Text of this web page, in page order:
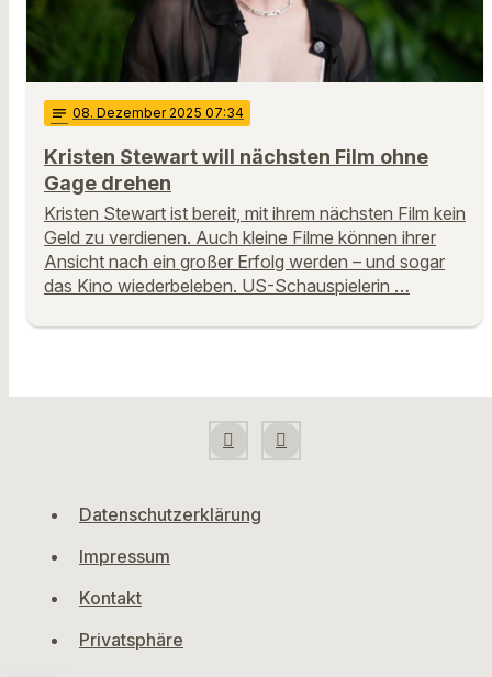
notes 08. Dezember 2025 07:34
Kristen Stewart will nächsten Film ohne
Gage drehen
Kristen Stewart ist bereit, mit ihrem nächsten Film kein
Geld zu verdienen. Auch kleine Filme können ihrer
Ansicht nach ein großer Erfolg werden – und sogar
das Kino wiederbeleben. US-Schauspielerin …
Datenschutzerklärung
Impressum
Kontakt
Privatsphäre